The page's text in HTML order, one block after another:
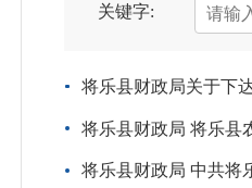
关键字:
将乐县财政局关于下
将乐县财政局 将乐县
将乐县财政局 中共将